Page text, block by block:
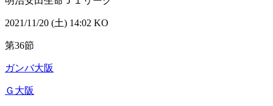
2021/11/20 (土) 14:02 KO
第36節
ガンバ大阪
Ｇ大阪